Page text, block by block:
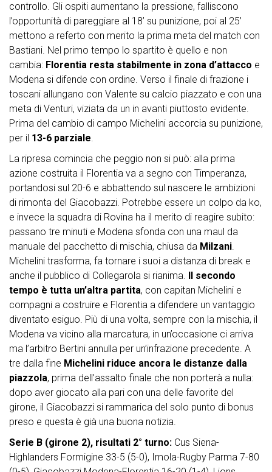
controllo. Gli ospiti aumentano la pressione, falliscono
l’opportunità di pareggiare al 18’ su punizione, poi al 25’
mettono a referto con merito la prima meta del match con
Bastiani. Nel primo tempo lo spartito è quello e non
cambia: Florentia resta stabilmente in zona d’attacco e
Modena si difende con ordine. Verso il finale di frazione i
toscani allungano con Valente su calcio piazzato e con una
meta di Venturi, viziata da un in avanti piuttosto evidente.
Prima del cambio di campo Michelini accorcia su punizione,
per il 13-6 parziale.
La ripresa comincia che peggio non si può: alla prima
azione costruita il Florentia va a segno con Timperanza,
portandosi sul 20-6 e abbattendo sul nascere le ambizioni
di rimonta del Giacobazzi. Potrebbe essere un colpo da ko,
e invece la squadra di Rovina ha il merito di reagire subito:
passano tre minuti e Modena sfonda con una maul da
manuale del pacchetto di mischia, chiusa da Milzani.
Michelini trasforma, fa tornare i suoi a distanza di break e
anche il pubblico di Collegarola si rianima. Il secondo
tempo è tutta un’altra partita, con capitan Michelini e
compagni a costruire e Florentia a difendere un vantaggio
diventato esiguo. Più di una volta, sempre con la mischia, il
Modena va vicino alla marcatura, in un’occasione ci arriva
ma l’arbitro Bertini annulla per un’infrazione precedente. A
tre dalla fine Michelini riduce ancora le distanze dalla
piazzola, prima dell’assalto finale che non porterà a nulla:
dopo aver giocato alla pari con una delle favorite del
girone, il Giacobazzi si rammarica del solo punto di bonus
preso e questa è già una buona notizia.
Serie B (girone 2), risultati 2° turno: Cus Siena-
Highlanders Formigine 33-5 (5-0), Imola-Rugby Parma 7-80